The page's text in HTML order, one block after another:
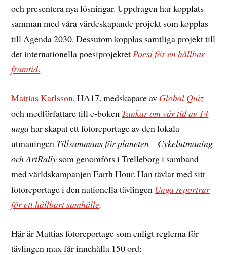
och presentera nya lösningar. Uppdragen har kopplats
samman med våra värdeskapande projekt som kopplas
till Agenda 2030. Dessutom kopplas samtliga projekt till
det internationella poesiprojektetPoesi för en hållbar
framtid.
Mattias Karlsson, HA17, medskapare av Global Quiz
och medförfattare till e-boken Tankar om vår tid av 14
ungahar skapat ett fotoreportage av den lokala
utmaningen Tillsammans för planeten – Cykelutmaning
och ArtRally som genomförs i Trelleborg i samband
med världskampanjen Earth Hour. Han tävlar med sitt
fotoreportage i den nationella tävlingen Unga reportrar
för ett hållbart samhälle.
Här är Mattias fotoreportage som enligt reglerna för
tävlingen max får innehålla 150 ord: